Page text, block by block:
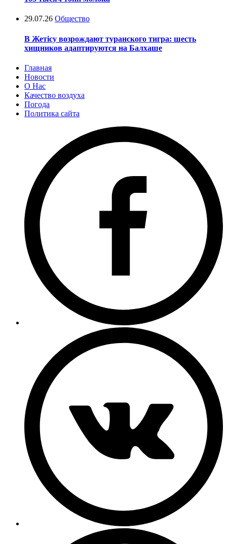
29.07.26 Общество
В Жетісу возрождают туранского тигра: шесть
хищников адаптируются на Балхаше
Главная
Новости
О Нас
Качество воздуха
Погода
Политика сайта